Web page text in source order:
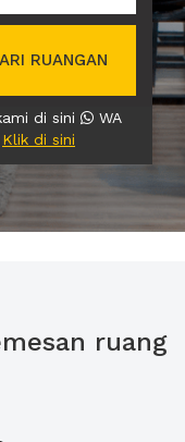
RUANGAN
di sini
WA
Klik di sini
ruang